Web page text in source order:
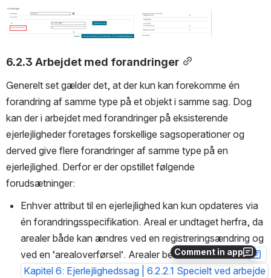
Comment in app
Open
6.2.3 Arbejdet med forandringer
Generelt set gælder det, at der kun kan forekomme én
forandring af samme type på et objekt i samme sag. Dog
kan der i arbejdet med forandringer på eksisterende
ejerlejligheder foretages forskellige sagsoperationer og
derved give flere forandringer af samme type på en
ejerlejlighed. Derfor er der opstillet følgende
forudsætninger:
Enhver attribut til en ejerlejlighed kan kun opdateres via
én forandringsspecifikation. Areal er undtaget herfra, da
arealer både kan ændres ved en registreringsændring og
ved en ‘arealoverførsel’. Arealer behandles særskilt i
Kapitel 6: Ejerlejlighedssag | 6.2.2.1 Specielt ved arbejde